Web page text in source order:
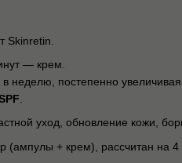
Skinretin.
— крем.
неделю, постепенно
уход, обновление кожи,
(ампулы + крем), рассчитан на 4